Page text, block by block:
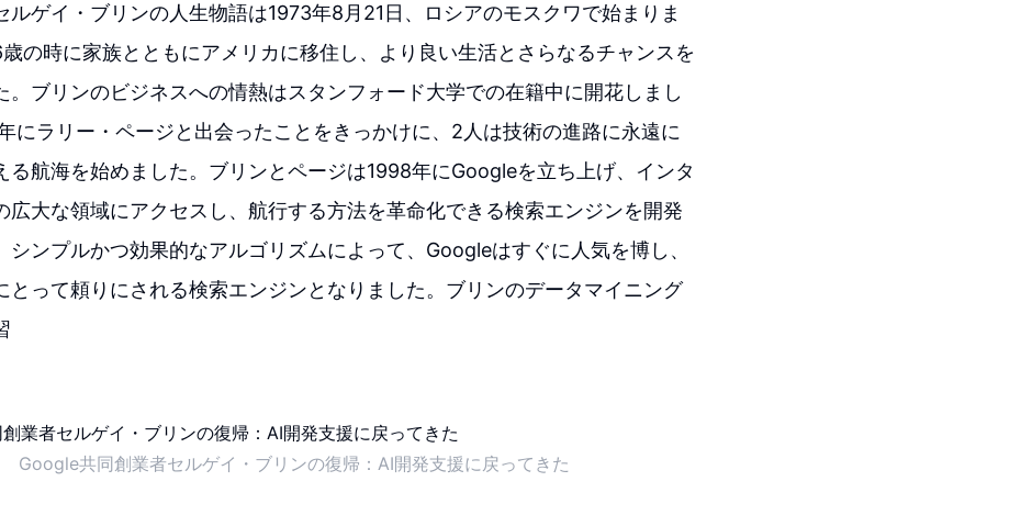
ルゲイ・ブリンの人生物語は1973年8月21日、ロシアのモスクワで始まりま
の時に家族とともにアメリカに移住し、より良い生活とさらなるチャンスを
。ブリンのビジネスへの情熱はスタンフォード大学での在籍中に開花しまし
にラリー・ページと出会ったことをきっかけに、2人は技術の進路に永遠に
る航海を始めました。ブリンとページは1998年にGoogleを立ち上げ、インタ
広大な領域にアクセスし、航行する方法を革命化できる検索エンジンを開発
シンプルかつ効果的なアルゴリズムによって、Googleはすぐに人気を博し、
とって頼りにされる検索エンジンとなりました。ブリンのデータマイニング
Google共同創業者セルゲイ・ブリンの復帰：AI開発支援に戻ってきた